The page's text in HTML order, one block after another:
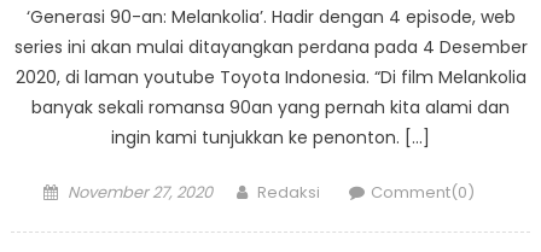
‘Generasi 90-an: Melankolia’. Hadir dengan 4 episode, web
series ini akan mulai ditayangkan perdana pada 4 Desember
2020, di laman youtube Toyota Indonesia. “Di film Melankolia
banyak sekali romansa 90an yang pernah kita alami dan
ingin kami tunjukkan ke penonton. […]
Posted
November 27, 2020 Author
Redaksi Comment(0)